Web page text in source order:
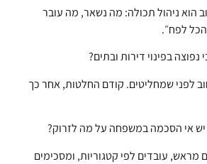
הוא ניהול תכולה: מה נשאר, מה עובר
לפח״.
בפינוי דירות ובתים?
לפני שמחליטים. קודם החלטות, אחר כך
אי הסכמה במשפחה על מה לזרוק?
מראש, עובדים לפי קטגוריות, ומסכימים